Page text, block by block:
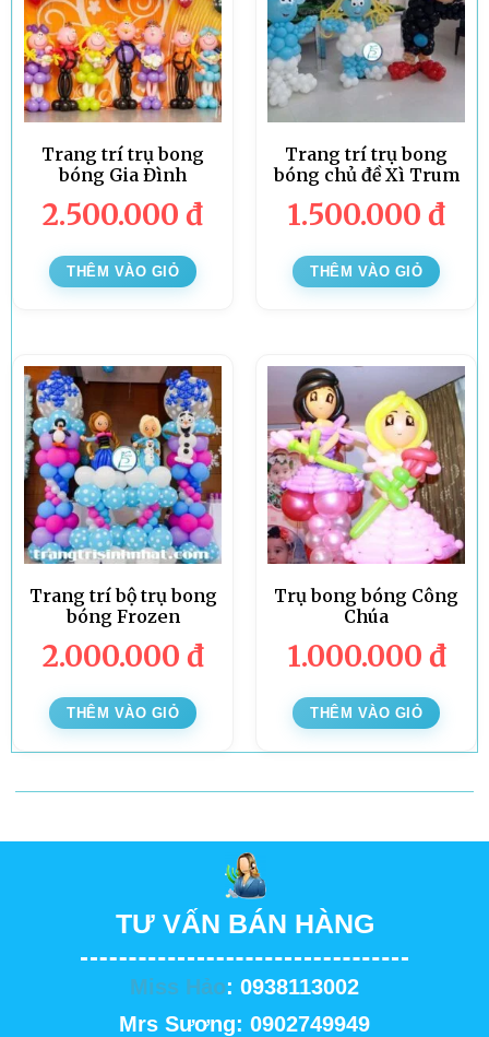
Trang trí trụ bong
bóng Gia Đình
2.500.000 đ
THÊM VÀO GIỎ
Trang trí trụ bong
bóng chủ đề Xì Trum
1.500.000 đ
THÊM VÀO GIỎ
Trang trí bộ trụ bong
bóng Frozen
2.000.000 đ
THÊM VÀO GIỎ
Trụ bong bóng Công
Chúa
1.000.000 đ
THÊM VÀO GIỎ
TƯ VẤN BÁN HÀNG
Miss Hảo: 0938113002
Mrs Sương: 0902749949